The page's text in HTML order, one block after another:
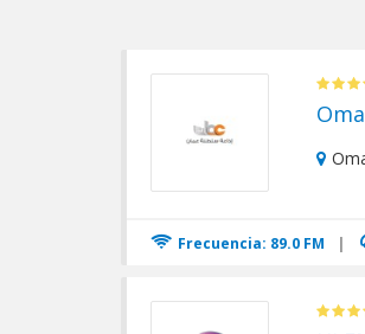
Frecuencia: 89.0 FM |